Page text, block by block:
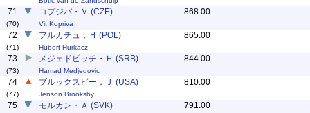
71
(70)
コプジバ・Ｖ (CZE)
Vit Kopriva
868.00
72
(71)
フルカチュ，Ｈ (POL)
Hubert Hurkacz
865.00
73
(73)
メジェドビッチ・Ｈ (SRB)
Hamad Medjedovic
844.00
74
(77)
ブルックスビー，Ｊ (USA)
Jenson Brooksby
810.00
75 モルカン・Ａ (SVK) 791.00